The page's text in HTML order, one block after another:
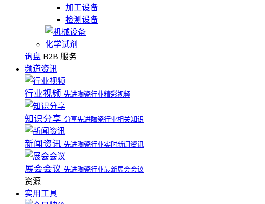
加工设备
检测设备
化学试剂
询盘 B2B 服务
频道资讯
行业视频 先进陶瓷行业精彩视频
知识分享 分享先进陶瓷行业相关知识
新闻资讯 先进陶瓷行业实时新闻资讯
展会会议 先进陶瓷行业最新展会会议
资源
实用工具